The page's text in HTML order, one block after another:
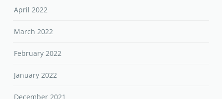
April 2022
March 2022
February 2022
January 2022
December 2021